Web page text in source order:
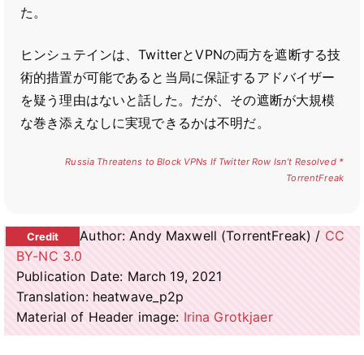
た。
ヒンシュテインは、TwitterとVPNの両方を遮断する技
術的措置が可能であると当局に保証するアドバイザー
を疑う理由はないと話した。だが、その遮断が大規模
な巻き添えなしに実現できるかは不明だ。
Russia Threatens to Block VPNs If Twitter Row Isn’t Resolved *
TorrentFreak
Author: Andy Maxwell (TorrentFreak) / CC
BY-NC 3.0
Publication Date: March 19, 2021
Translation: heatwave_p2p
Material of Header image: Irina Grotkjaer